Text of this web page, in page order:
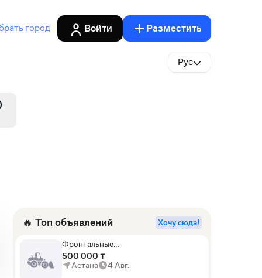
город Войти Разместить
Рус
🔥 Топ объявлений Хочу сюда!
Фронтальные
погрузчики,Экскаваторы-
погрузчики,Мини-
погрузчики,Горные
500 000 ₸
Астана
4 Авг.